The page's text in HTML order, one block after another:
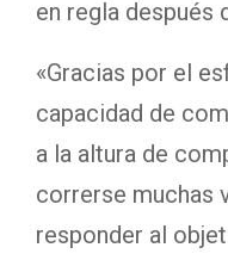
en regla después
«Gracias por el
capacidad de
a la altura de
correrse muchas
responder al